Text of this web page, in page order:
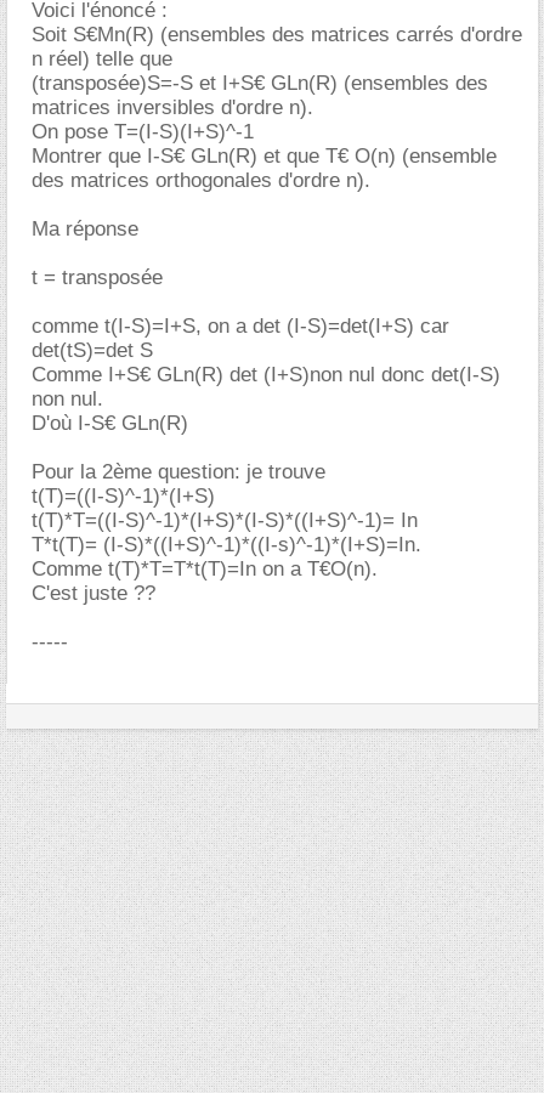
Voici l'énoncé :
Soit S€Mn(R) (ensembles des matrices carrés d'ordre
n réel) telle que
(transposée)S=-S et I+S€ GLn(R) (ensembles des
matrices inversibles d'ordre n).
On pose T=(I-S)(I+S)^-1
Montrer que I-S€ GLn(R) et que T€ O(n) (ensemble
des matrices orthogonales d'ordre n).
Ma réponse
t = transposée
comme t(I-S)=I+S, on a det (I-S)=det(I+S) car
det(tS)=det S
Comme I+S€ GLn(R) det (I+S)non nul donc det(I-S)
non nul.
D'où I-S€ GLn(R)
Pour la 2ème question: je trouve
t(T)=((I-S)^-1)*(I+S)
t(T)*T=((I-S)^-1)*(I+S)*(I-S)*((I+S)^-1)= In
T*t(T)= (I-S)*((I+S)^-1)*((I-s)^-1)*(I+S)=In.
Comme t(T)*T=T*t(T)=In on a T€O(n).
C'est juste ??
-----